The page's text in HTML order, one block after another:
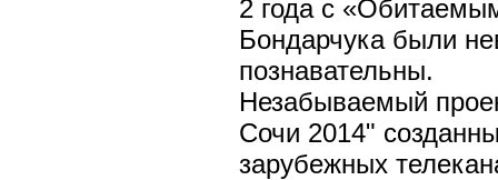
2 года с
Бондарчука были
познавательны.
Незабываемый
Сочи 2014"
зарубежных